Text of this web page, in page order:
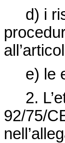
d) i
e) le
2.
92/75/